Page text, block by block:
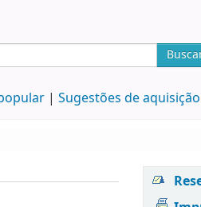
Sugestões de aquisição